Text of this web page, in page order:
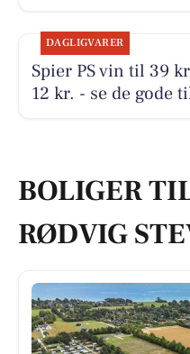
DAGLIGVARER
Spier PS vin til 39
12 kr. - se de gode
BOLIGER
RØDVIG